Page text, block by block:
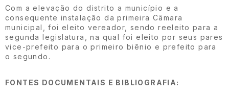
Com a elevação do distrito a município e a
consequente instalação da primeira Câmara
municipal, foi eleito vereador, sendo reeleito para a
segunda legislatura, na qual foi eleito por seus pares
vice-prefeito para o primeiro biênio e prefeito para
o segundo.
FONTES DOCUMENTAIS E BIBLIOGRAFIA: